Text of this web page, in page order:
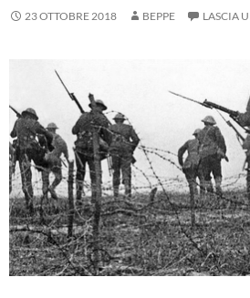
23 OTTOBRE 2018 BEPPE LASCIA